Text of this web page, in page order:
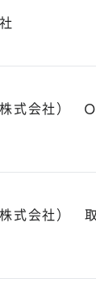
株式会社）
株式会社）